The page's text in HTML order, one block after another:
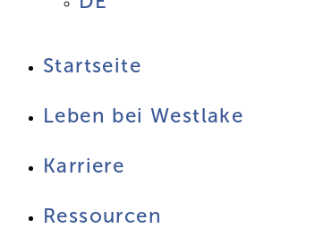
Startseite
Leben bei Westlake
Karriere
Ressourcen